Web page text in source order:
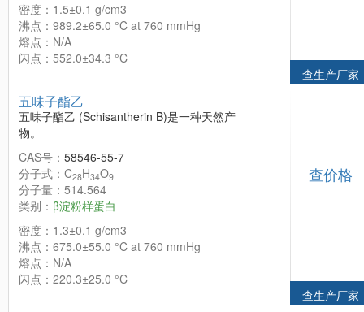
密度：1.5±0.1 g/cm3
沸点：989.2±65.0 °C at 760 mmHg
熔点：N/A
闪点：552.0±34.3 °C
查生产厂家
五味子酯乙
五味子酯乙 (Schisantherin B)是一种天然产
物。
CAS号： 58546-55-7
分子式：C28H34O9
分子量：514.564
类别： β淀粉样蛋白
密度：1.3±0.1 g/cm3
沸点：675.0±55.0 °C at 760 mmHg
熔点：N/A
闪点：220.3±25.0 °C
查价格
查生产厂家